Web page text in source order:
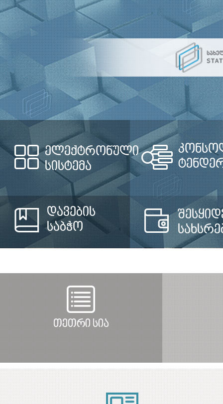
ელექტრონული
სისტემა
დავების
საბჭო
თეთრი სია